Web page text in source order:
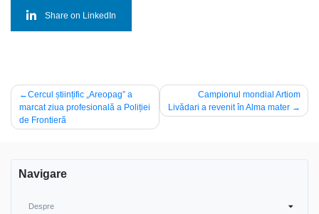
Share on LinkedIn
Navigare
în
articole
Cercul științific „Areopag” a
marcat ziua profesională a Poliției
de Frontieră
Campionul mondial Artiom
Livădari a revenit în Alma mater
Navigare
Despre